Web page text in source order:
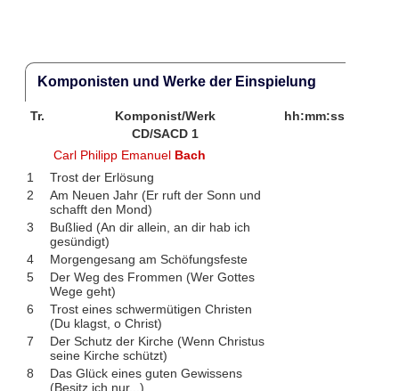
Komponisten und Werke der Einspielung
Tr. Komponist/Werk
hh:mm:ss
CD/SACD 1
Carl Philipp Emanuel Bach
1
Trost der Erlösung
2
Am Neuen Jahr (Er ruft der Sonn und
schafft den Mond)
3
Bußlied (An dir allein, an dir hab ich
gesündigt)
4
Morgengesang am Schöfungsfeste
5
Der Weg des Frommen (Wer Gottes
Wege geht)
6
Trost eines schwermütigen Christen
(Du klagst, o Christ)
7
Der Schutz der Kirche (Wenn Christus
seine Kirche schützt)
8
Das Glück eines guten Gewissens
(Besitz ich nur...)